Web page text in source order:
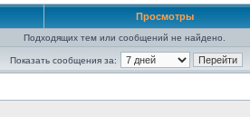
Просмотры
Подходящих тем или сообщений не найдено.
Показать сообщения за: